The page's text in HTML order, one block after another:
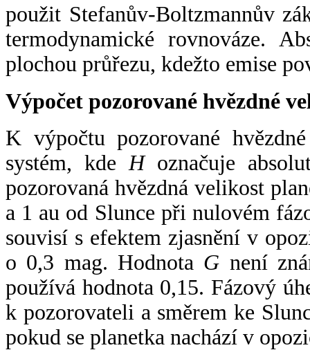
použit Stefanův-Boltzmannův
termodynamické rovnováze.
plochou průřezu, kdežto emise
Výpočet pozorované hvězdné
K výpočtu pozorované
systém, kde Hoznačuje
pozorovaná hvězdná velikost
a 1 au od Slunce při nulovém
souvisí s efektem zjasnění v
o 0,3 mag. Hodnota G není
používá hodnota 0,15. Fázový
k pozorovateli a směrem ke
pokud se planetka nachází v